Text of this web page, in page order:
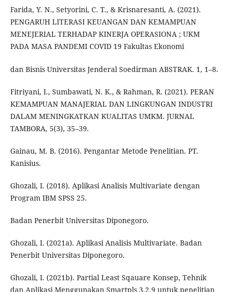
Farida, Y. N., Setyorini, C. T., & Krisnaresanti, A. (2021).
PENGARUH LITERASI KEUANGAN DAN KEMAMPUAN
MENEJERIAL TERHADAP KINERJA OPERASIONA ; UKM
PADA MASA PANDEMI COVID 19 Fakultas Ekonomi
dan Bisnis Universitas Jenderal Soedirman ABSTRAK. 1, 1–8.
Fitriyani, I., Sumbawati, N. K., & Rahman, R. (2021). PERAN
KEMAMPUAN MANAJERIAL DAN LINGKUNGAN INDUSTRI
DALAM MENINGKATKAN KUALITAS UMKM. JURNAL
TAMBORA, 5(3), 35–39.
Gainau, M. B. (2016). Pengantar Metode Penelitian. PT.
Kanisius.
Ghozali, I. (2018). Aplikasi Analisis Multivariate dengan
Program IBM SPSS 25.
Badan Penerbit Universitas Diponegoro.
Ghozali, I. (2021a). Aplikasi Analisis Multivariate. Badan
Penerbit Universitas Diponegoro.
Ghozali, I. (2021b). Partial Least Sqauare Konsep, Tehnik
dan Aplikasi Menggunakan Smartpls 3.2.9 untuk penelitian